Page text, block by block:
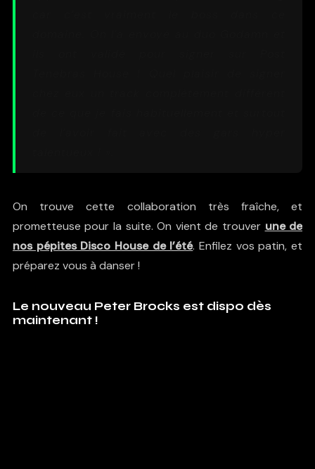
On trouve cette collaboration très fraîche, et
prometteuse pour la suite. On vient de trouver une de
nos pépites Disco House de l’été. Enfilez vos patin, et
préparez vous à danser !
Le nouveau Peter Brocks est dispo dès
maintenant !